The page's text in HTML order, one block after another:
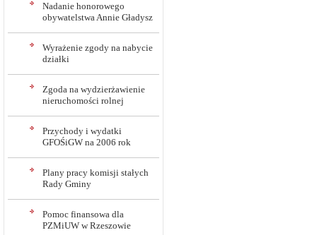
Nadanie honorowego
obywatelstwa Annie Gładysz
Wyrażenie zgody na nabycie
działki
Zgoda na wydzierżawienie
nieruchomości rolnej
Przychody i wydatki
GFOŚiGW na 2006 rok
Plany pracy komisji stałych
Rady Gminy
Pomoc finansowa dla
PZMiUW w Rzeszowie